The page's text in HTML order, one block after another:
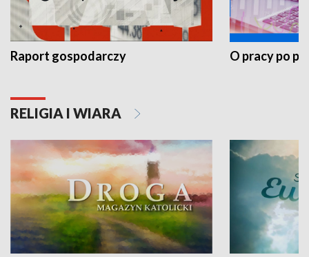
Raport gospodarczy O pracy po
RELIGIA I WIARA